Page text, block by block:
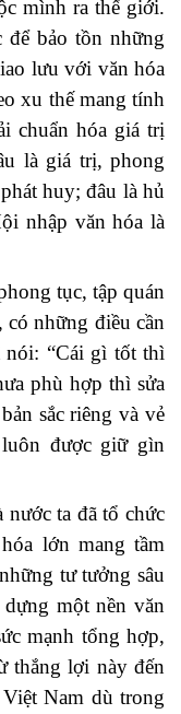
mình ra thế giới.
để bảo tồn những
lưu với văn hóa
xu thế mang tính
chuẩn hóa giá trị
là giá trị, phong
huy; đâu là hủ
nhập văn hóa là
tục, tập quán
có những điều cần
nói: “Cái gì tốt thì
phù hợp thì sửa
sắc riêng và vẻ
được giữ gìn
ta đã tổ chức
lớn mang tầm
tư tưởng sâu
một nền văn
mạnh tổng hợp,
thắng lợi này đến
Nam dù trong